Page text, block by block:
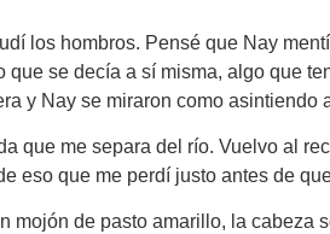
los hombros. Pensé que Nay
se decía a sí misma, algo que
y Nay se miraron como asintiendo
que me separa del río. Vuelvo al
eso que me perdí justo antes de
de pasto amarillo, la cabeza